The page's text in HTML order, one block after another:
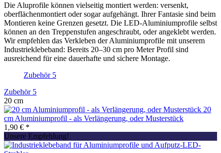
Die Aluprofile können vielseitig montiert werden: versenkt,
oberflächenmontiert oder sogar aufgehängt. Ihrer Fantasie sind beim
Montieren keine Grenzen gesetzt. Die LED-Aluminiumprofile selbst
können an den Treppenstufen angeschraubt, oder angeklebt werden.
Wir empfehlen das Verkleben der Aluminiumprofile mit unserem
Industrieklebeband: Bereits 20–30 cm pro Meter Profil sind
ausreichend für eine dauerhafte und sichere Montage.
Zubehör 5
Zubehör 5
20 cm
20
cm Aluminiumprofil - als Verlängerung, oder Musterstück
1,90 € *
Unsere Empfehlung!